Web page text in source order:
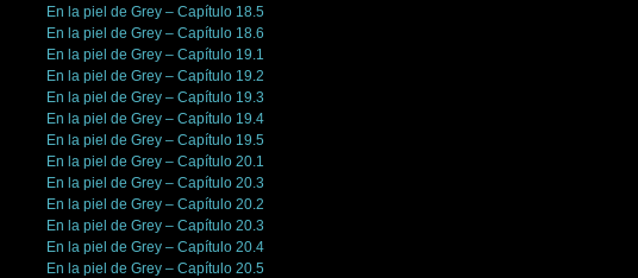
En la piel de Grey – Capítulo 18.5
En la piel de Grey – Capítulo 18.6
En la piel de Grey – Capítulo 19.1
En la piel de Grey – Capítulo 19.2
En la piel de Grey – Capítulo 19.3
En la piel de Grey – Capítulo 19.4
En la piel de Grey – Capítulo 19.5
En la piel de Grey – Capítulo 20.1
En la piel de Grey – Capítulo 20.3
En la piel de Grey – Capítulo 20.2
En la piel de Grey – Capítulo 20.3
En la piel de Grey – Capítulo 20.4
En la piel de Grey – Capítulo 20.5